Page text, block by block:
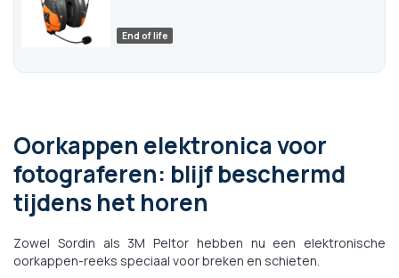
End of life
Oorkappen elektronica voor
fotograferen: blijf beschermd
tijdens het horen
Zowel Sordin als 3M Peltor hebben nu een elektronische
oorkappen-reeks speciaal voor breken en schieten.